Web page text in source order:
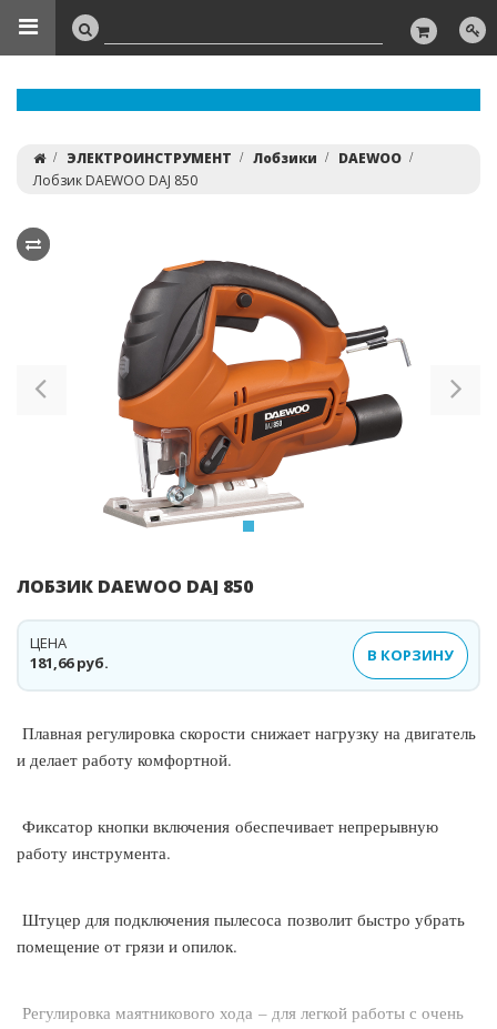
ЭЛЕКТРОИНСТРУМЕНТ Лобзики
DAEWOO
Лобзик DAEWOO DAJ 850
Previous
ЛОБЗИК DAEWOO DAJ 850
181,66 руб.
ЦЕНА
В КОРЗИНУ
Плавная регулировка скорости снижает нагрузку на двигатель
и делает работу комфортной.
Фиксатор кнопки включения обеспечивает непрерывную
работу инструмента.
Штуцер для подключения пылесоса позволит быстро убрать
помещение от грязи и опилок.
Регулировка маятникового хода – для легкой работы с очень